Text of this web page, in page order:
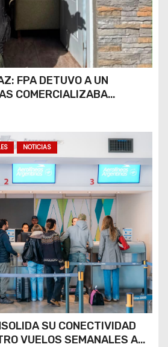
FPA DETUVO A UN
COMERCIALIZABA
NOTICIAS
SU CONECTIVIDAD
VUELOS SEMANALES A